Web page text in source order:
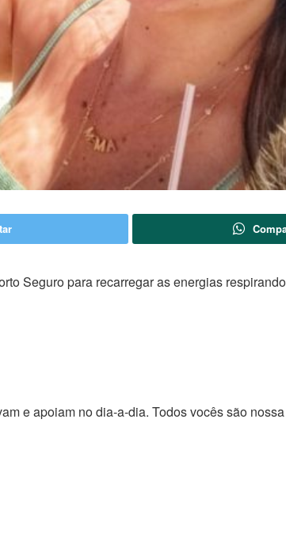
Seguro para recarregar as energias
e apoiam no dia-a-dia. Todos vocês são